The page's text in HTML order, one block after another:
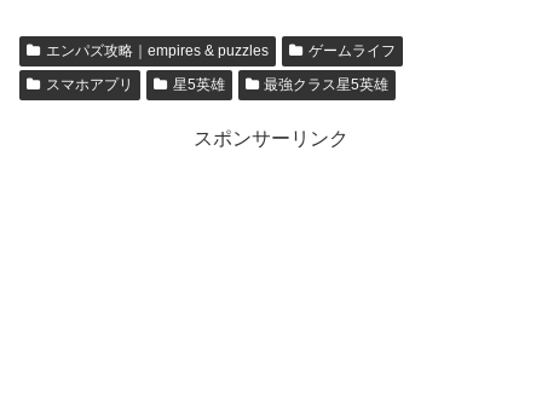
エンパズ攻略｜empires & puzzles
ゲームライフ
スマホアプリ
星5英雄 最強クラス星5英雄
スポンサーリンク